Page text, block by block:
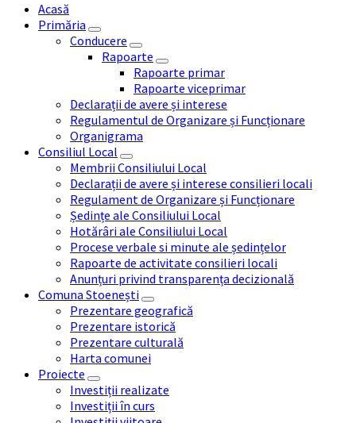
Acasă
Primăria
Conducere
Rapoarte
Rapoarte primar
Rapoarte viceprimar
Declarații de avere și interese
Regulamentul de Organizare și Funcționare
Organigrama
Consiliul Local
Membrii Consiliului Local
Declarații de avere și interese consilieri locali
Regulament de Organizare și Funcționare
Ședințe ale Consiliului Local
Hotărâri ale Consiliului Local
Procese verbale si minute ale ședințelor
Rapoarte de activitate consilieri locali
Anunțuri privind transparența decizională
Comuna Stoenești
Prezentare geografică
Prezentare istorică
Prezentare culturală
Harta comunei
Proiecte
Investiții realizate
Investiții în curs